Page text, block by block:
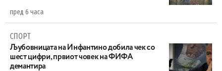
пред 6 часа
СПОРТ
Љубовницата на Инфантино добила чек со
шест цифри, првиот човек на ФИФА
демантира